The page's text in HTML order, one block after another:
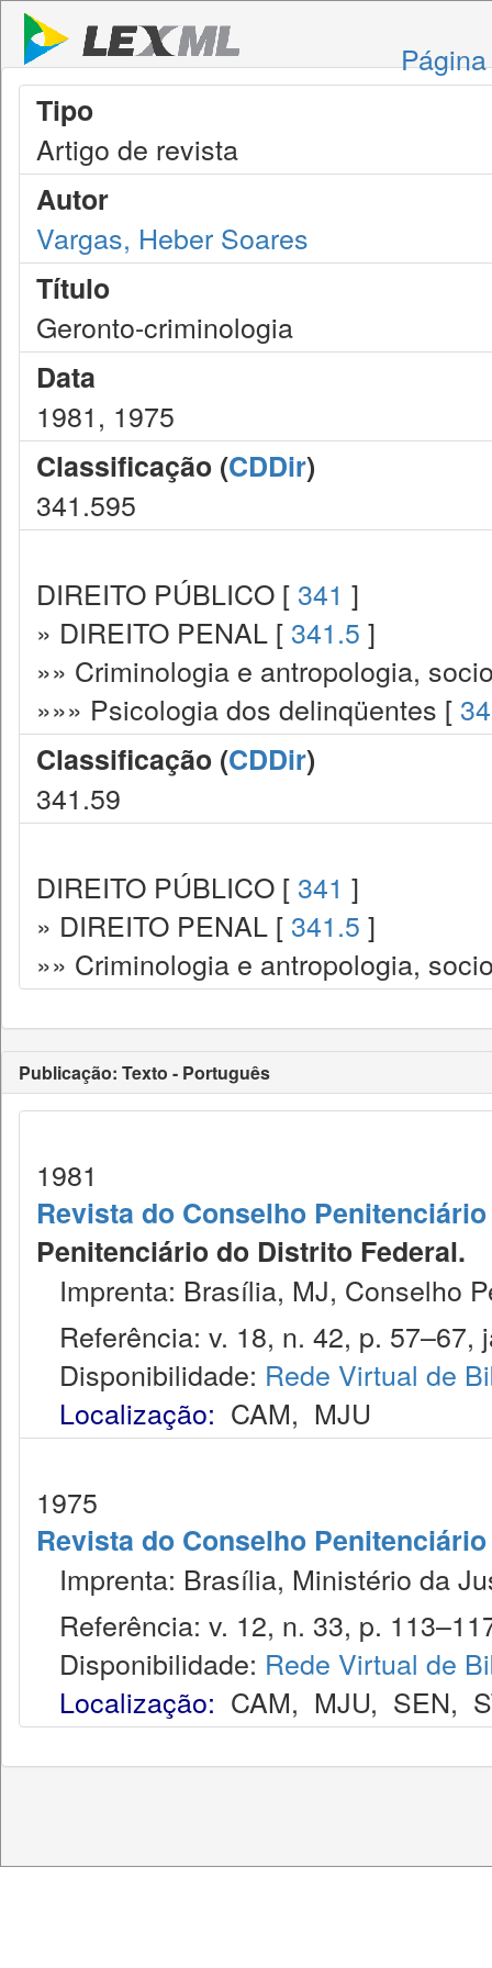
Tipo
Artigo de revista
Autor
Vargas, Heber Soares
Título
Geronto-criminologia
Data
1981, 1975
Classificação (CDDir)
341.595
DIREITO PÚBLICO [ 341 ]
» DIREITO PENAL [ 341.5 ]
»» Criminologia e antropologia,
»»» Psicologia dos delinqüentes [
Classificação (CDDir)
341.59
DIREITO PÚBLICO [ 341 ]
» DIREITO PENAL [ 341.5 ]
»» Criminologia e antropologia,
Publicação: Texto - Português
1981
Revista do Conselho
Penitenciário do Distrito Federal.
Imprenta: Brasília, MJ, Conselho
Referência: v. 18, n. 42, p. 57–67,
Disponibilidade: Rede Virtual de
Localização: CAM, MJU
1975
Revista do Conselho
Imprenta: Brasília, Ministério da
Referência: v. 12, n. 33, p.
Disponibilidade: Rede Virtual de
Localização: CAM, MJU, SEN,